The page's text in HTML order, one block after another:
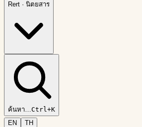
Rert · นิตยสาร
ค้นหา…Ctrl+K
EN
TH